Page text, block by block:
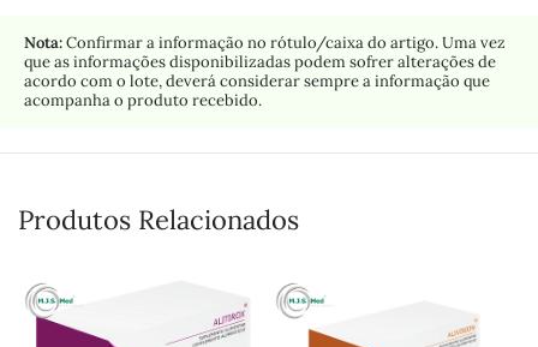
Nota:Confirmar a informação no rótulo/caixa do artigo. Uma vez
que as informações disponibilizadas podem sofrer alterações de
acordo com o lote, deverá considerar sempre a informação que
acompanha o produto recebido.
Produtos Relacionados